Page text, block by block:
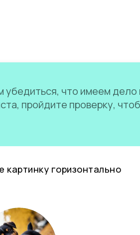
убедиться, что имеем дело
пройдите проверку,
картинку горизонтально